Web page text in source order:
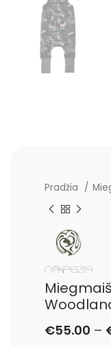
Pradžia
€55.00 –